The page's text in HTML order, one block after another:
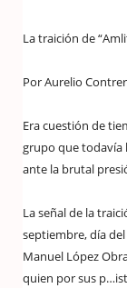
La traición de
Por Aurelio
Era cuestión de
grupo que todavía
ante la brutal
La señal de la
septiembre, día
Manuel López
quien por sus